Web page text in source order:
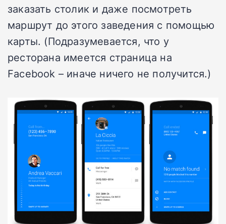
заказать столик и даже посмотреть
маршрут до этого заведения с помощью
карты. (Подразумевается, что у
ресторана имеется страница на
Facebook – иначе ничего не получится.)